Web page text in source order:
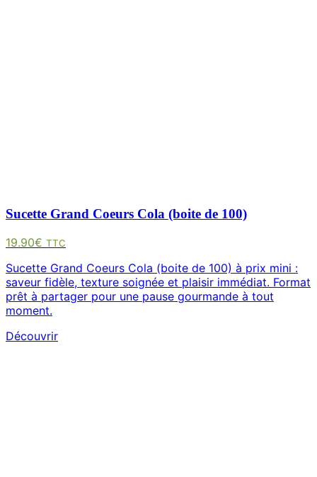
Sucette Grand Coeurs Cola (boite de 100)
19.90€ TTC
Sucette Grand Coeurs Cola (boite de 100) à prix mini :
saveur fidèle, texture soignée et plaisir immédiat. Format
prêt à partager pour une pause gourmande à tout
moment.
Découvrir